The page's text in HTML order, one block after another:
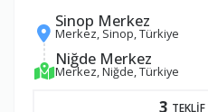
Sinop Merkez
Merkez, Sinop, Türkiye
Niğde Merkez
Merkez, Niğde, Türkiye
3 TEKLİF